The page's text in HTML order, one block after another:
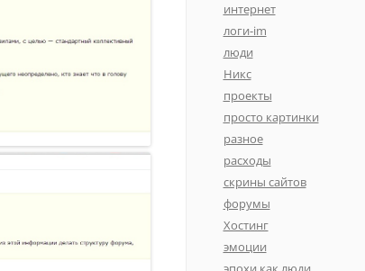
интернет
логи-im
люди
Никс
проекты
просто картинки
разное
расходы
скрины сайтов
форумы
Хостинг
эмоции